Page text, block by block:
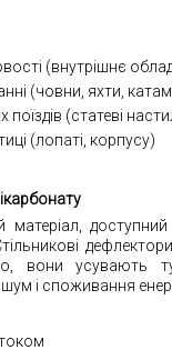
(внутрішнє
(човни, яхти,
(статеві
(лопаті, корпусу)
доступний
вони усувають
і споживання